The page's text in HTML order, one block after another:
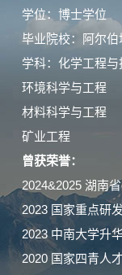
学位：博士学位
毕业院校：阿尔伯
学科：化学工程与
环境科学与工程
材料科学与工程
矿业工程
曾获荣誉：
2024&2025 湖南
2023 国家重点研
2023 中南大学升
2020 国家四青人才